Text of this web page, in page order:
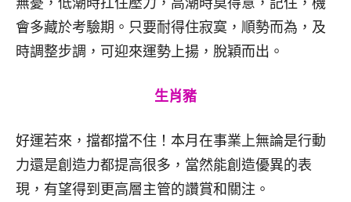
會多藏於考驗期。只要耐得住寂寞，順勢而為，及
時調整步調，可迎來運勢上揚，脫穎而出。
生肖豬
好運若來，擋都擋不住！本月在事業上無論是行動
力還是創造力都提高很多，當然能創造優異的表
現，有望得到更高層主管的讚賞和關注。